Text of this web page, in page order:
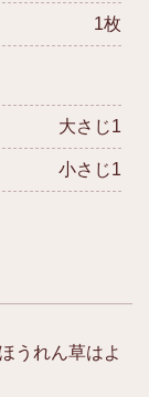
1枚
大さじ1
小さじ1
うれん草はよ